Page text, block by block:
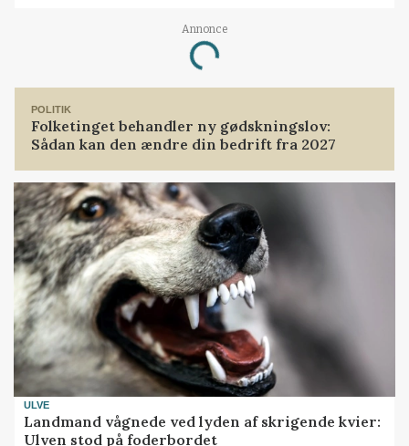
Annonce
Loading...
POLITIK
Folketinget behandler ny gødskningslov:
Sådan kan den ændre din bedrift fra 2027
ULVE
Landmand vågnede ved lyden af skrigende kvier:
Ulven stod på foderbordet